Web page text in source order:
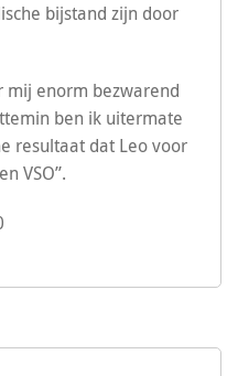
bijstand zijn door
mij enorm bezwarend
ben ik uitermate
resultaat dat Leo voor
VSO”.